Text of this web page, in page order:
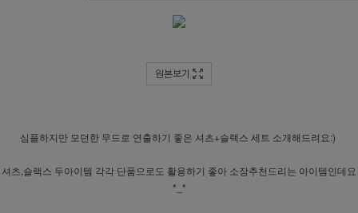
원본보기
심플하지만 모던한 무드로 연출하기 좋은 셔츠+슬랙스 세트 소개해드려요:)
셔츠,슬랙스 두아이템 각각 단품으로도 활용하기 좋아 소장추천드리는 아이템인데요
*_*